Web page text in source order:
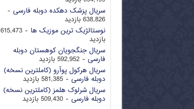
سریال پزشک دهکده دوبله فارسی -
638,826 بازدید
نوستالژیک ترین موزیک ها
- 615,473
بازدید
سریال جنگجویان کوهستان دوبله
فارسی - 592,952 بازدید
سریال هرکول پوآرو (کاملترین نسخه)
دوبله فارسی - 581,385 بازدید
سریال شرلوک هلمز (کاملترین نسخه)
دوبله فارسی - 509,430 بازدید